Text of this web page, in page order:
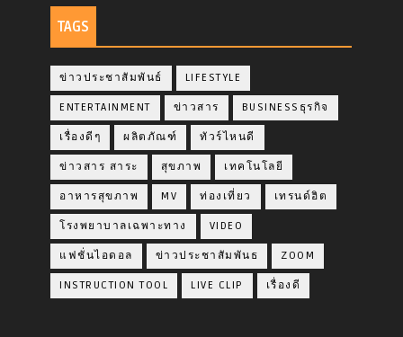
TAGS
ข่าวประชาสัมพันธ์ LIFESTYLE
ENTERTAINMENT ข่าวสาร BUSINESSธุรกิจ
เรื่องดีๆ ผลิตภัณฑ์ ทัวร์ไหนดี
ข่าวสาร สาระ สุขภาพ เทคโนโลยี
อาหารสุขภาพ MV ท่องเที่ยว เทรนด์ฮิต
โรงพยาบาลเฉพาะทาง VIDEO
แฟชั่นไอดอล ข่าวประชาสัมพันธ ZOOM
INSTRUCTION TOOL LIVE CLIP เรื่องดี